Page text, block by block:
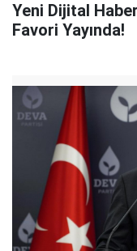
Yeni Dijital
Favori Yayında!